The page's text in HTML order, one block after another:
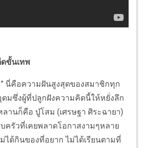
ขั้นเทพ
คือความฝันสูงสุดของสมาชิกทุก
มซึ่งผู้ที่ปลูกฝังความคิดนี้ให้หยั่งลึก
านก็คือ ปู่โสม (เศรษฐา ศิระฉายา)
ครัวที่เคยพลาดโอกาสงามๆหลาย
ได้กินของที่อยาก ไม่ได้เรียนตามที่